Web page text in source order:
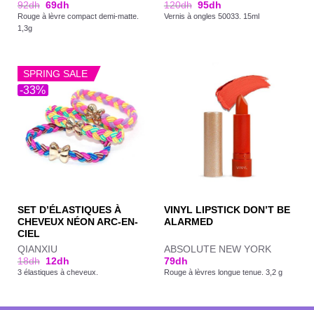
92dh 69dh
Rouge à lèvre compact demi-matte.
1,3g
120dh 95dh
Vernis à ongles 50033. 15ml
-33%
SPRING SALE
SET D’ÉLASTIQUES À
CHEVEUX NÉON ARC-EN-
CIEL
QIANXIU
18dh 12dh
3 élastiques à cheveux.
VINYL LIPSTICK DON’T BE
ALARMED
ABSOLUTE NEW YORK
79dh
Rouge à lèvres longue tenue. 3,2 g